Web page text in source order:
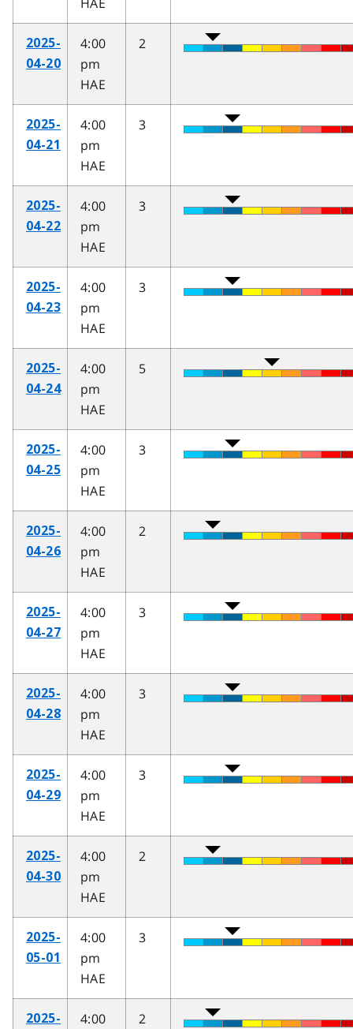
2025-
04-20
4:00
pm
HAE
2
2025-
04-21
4:00
pm
HAE
3
2025-
04-22
4:00
pm
HAE
3
2025-
04-23
4:00
pm
HAE
3
2025-
04-24
4:00
pm
HAE
5
2025-
04-25
4:00
pm
HAE
3
2025-
04-26
4:00
pm
HAE
2
2025-
04-27
4:00
pm
HAE
3
2025-
04-28
4:00
pm
HAE
3
2025-
04-29
4:00
pm
HAE
3
2025-
04-30
4:00
pm
HAE
2
2025-
05-01
4:00
pm
HAE
3
2025-
4:00
2